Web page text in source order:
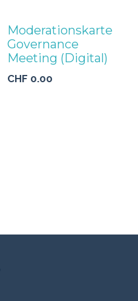
Moderationskarte
Governance
Meeting (Digital)
CHF 0.00